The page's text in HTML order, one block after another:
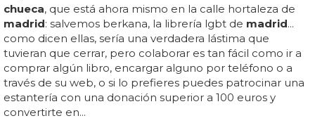
Así está el panorama enmadrid, en plena plaza de
chueca... ha habido 7 detenidos por agresión homófoba
en la plaza dechueca... no estamos seguros: 7
homófobos detenidos por pegar a una pareja gay en la
plaza de chueca... ¿qué pasará con ellos?
probablemente 250 € de multa por una agresión
homófoba en madridy se van de rositas... la homofobia
enmadrid sigue imparable con un nuevo ataque